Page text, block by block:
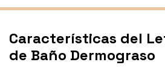
Características del
de Baño Dermograso